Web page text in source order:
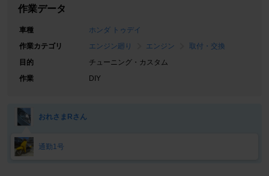
作業データ
車種
ホンダ トゥデイ
作業カテゴリ
エンジン廻り エンジン
取付・交換
目的
チューニング・カスタム
作業
DIY
おれさまRさん
通勤1号